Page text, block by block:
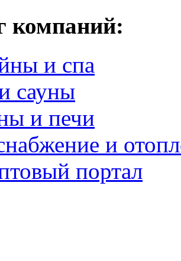
компаний:
и спа
сауны
и печи
и
портал